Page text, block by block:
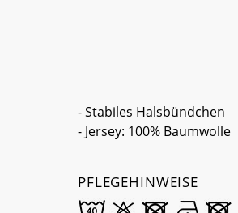
- Stabiles Halsbündchen
- Jersey: 100% Baumwolle
PFLEGEHINWEISE